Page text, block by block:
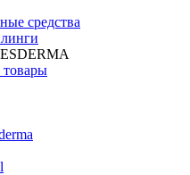
средства
товары